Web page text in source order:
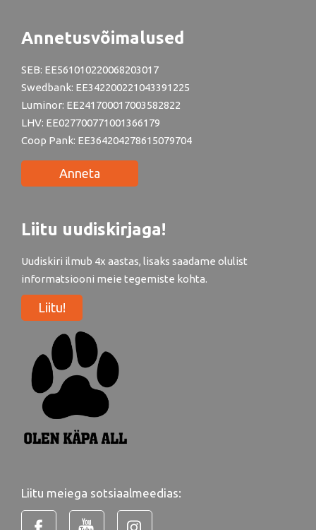
Annetusvõimalused
SEB: EE561010220068203017
Swedbank: EE342200221043391225
Luminor: EE241700017003582822
LHV: EE027700771001366179
Coop Pank: EE364204278615079704
Anneta
Liitu uudiskirjaga!
Uudiskiri ilmub 4x aastas, lisaks saadame olulist
informatsiooni meie tegemiste kohta.
Liitu!
Liitu meiega sotsiaalmeedias: